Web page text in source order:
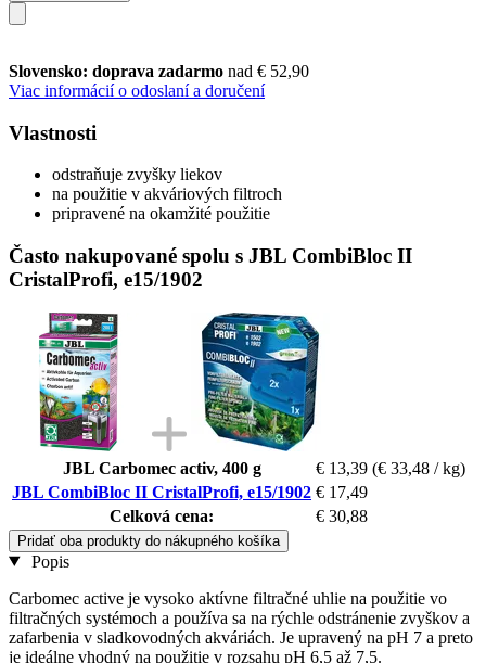
Slovensko: doprava zadarmo nad € 52,90
Viac informácií o odoslaní a doručení
Vlastnosti
odstraňuje zvyšky liekov
na použitie v akváriových filtroch
pripravené na okamžité použitie
Často nakupované spolu s JBL CombiBloc II
CristalProfi, e15/1902
JBL Carbomec activ, 400 g € 13,39 (€ 33,48 / kg)
JBL CombiBloc II CristalProfi, e15/1902 € 17,49
Celková cena:
€ 30,88
Pridať oba produkty do nákupného košíka
Popis
Carbomec active je vysoko aktívne filtračné uhlie na použitie vo
filtračných systémoch a používa sa na rýchle odstránenie zvyškov a
zafarbenia v sladkovodných akváriách. Je upravený na pH 7 a preto
je ideálne vhodný na použitie v rozsahu pH 6,5 až 7,5.